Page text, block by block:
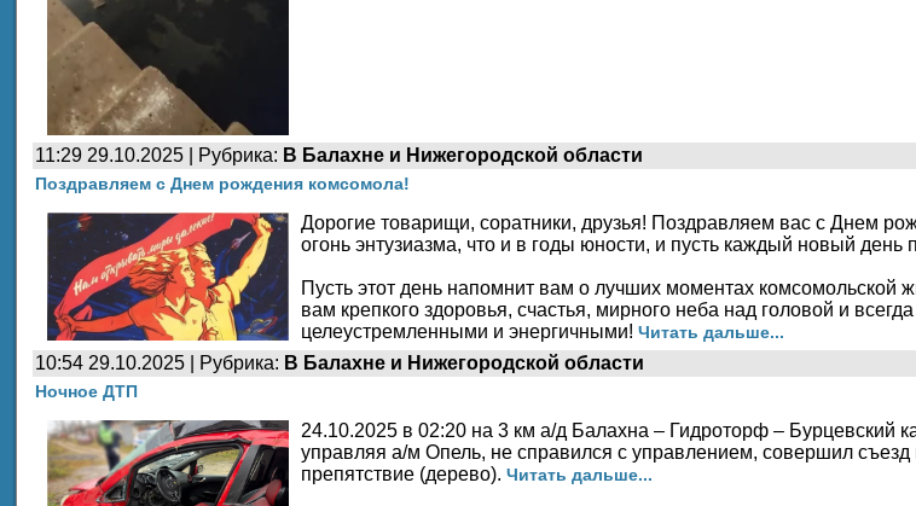
11:29 29.10.2025 | Рубрика: В Балахне и Нижегородской области
Поздравляем с Днем рождения комсомола!
Дорогие товарищи, соратники, друзья! Поздравляем вас с Днем
огонь энтузиазма, что и в годы юности, и пусть каждый новый
Пусть этот день напомнит вам о лучших моментах комсомольской
вам крепкого здоровья, счастья, мирного неба над головой и
целеустремленными и энергичными! Читать дальше...
10:54 29.10.2025 | Рубрика: В Балахне и Нижегородской области
Ночное ДТП
24.10.2025 в 02:20 на 3 км а/д Балахна – Гидроторф – Бурцевский
управляя а/м Опель, не справился с управлением, совершил
препятствие (дерево). Читать дальше...